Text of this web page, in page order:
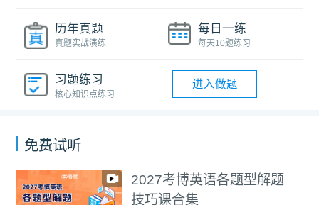
历年真题
真题实战演练
每日一练
每天10题练习
习题练习
核心知识点练习
进入做题
免费试听
2027考博英语各题型解题
技巧课合集